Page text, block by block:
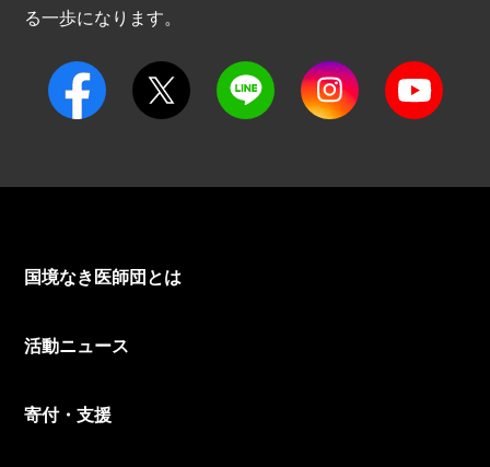
る一歩になります。
国境なき医師団とは
活動ニュース
寄付・支援